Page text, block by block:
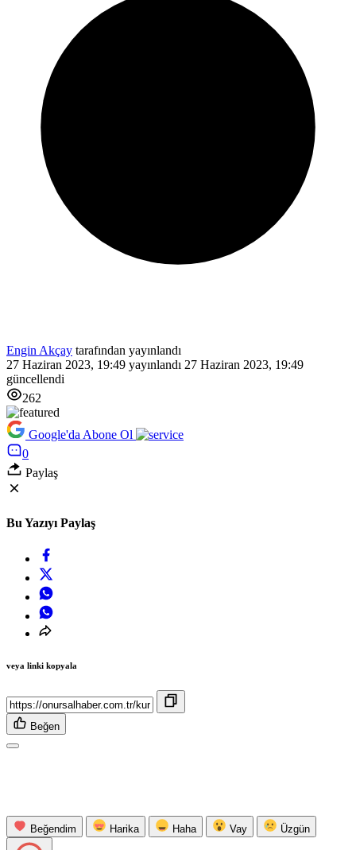
Engin Akçay tarafından yayınlandı
27 Haziran 2023, 19:49 yayınlandı 27 Haziran 2023, 19:49
güncellendi
262
Google'da Abone Ol
0
Paylaş
Bu Yazıyı Paylaş
veya linki kopyala
Beğen
Beğendim Harika Haha Vay Üzgün